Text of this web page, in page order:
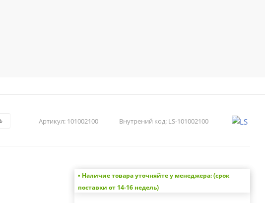
Артикул: 101002100 Внутрений код: LS-101002100
• Наличие товара уточняйте у менеджера: (срок
поставки от 14-16 недель)